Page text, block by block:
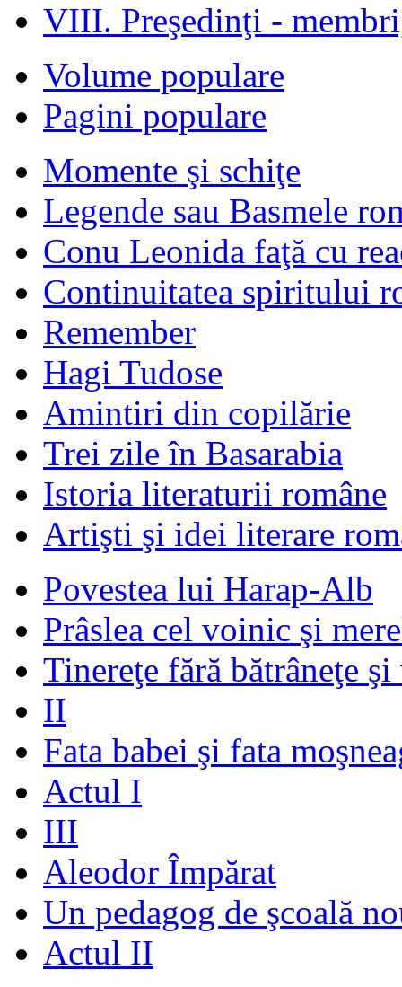
VIII. Preşedinţi -
Volume populare
Pagini populare
Momente şi schiţe
Legende sau Basmele
Conu Leonida faţă cu
Continuitatea spiritului
Remember
Hagi Tudose
Amintiri din copilărie
Trei zile în Basarabia
Istoria literaturii române
Artişti şi idei literare
Povestea lui Harap-Alb
Prâslea cel voinic şi
Tinereţe fără bătrâneţe
II
Fata babei şi fata
Actul I
III
Aleodor Împărat
Un pedagog de şcoală
Actul II